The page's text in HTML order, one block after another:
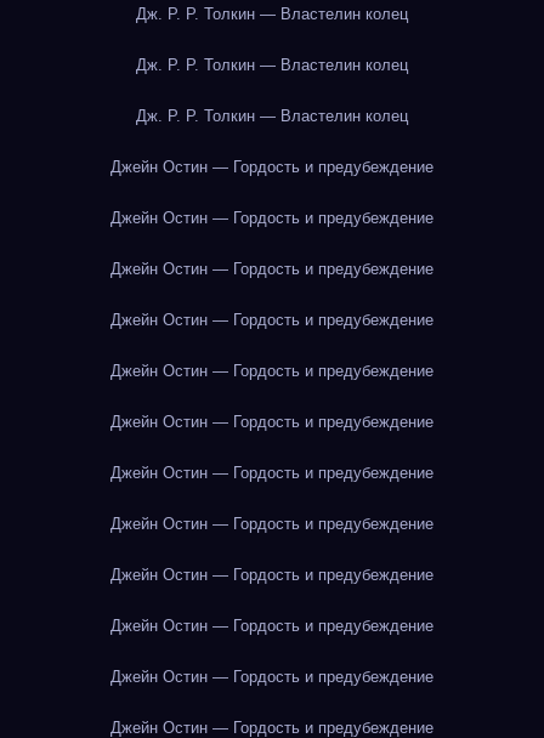
Дж. Р. Р. Толкин — Властелин колец
Дж. Р. Р. Толкин — Властелин колец
Дж. Р. Р. Толкин — Властелин колец
Джейн Остин — Гордость и предубеждение
Джейн Остин — Гордость и предубеждение
Джейн Остин — Гордость и предубеждение
Джейн Остин — Гордость и предубеждение
Джейн Остин — Гордость и предубеждение
Джейн Остин — Гордость и предубеждение
Джейн Остин — Гордость и предубеждение
Джейн Остин — Гордость и предубеждение
Джейн Остин — Гордость и предубеждение
Джейн Остин — Гордость и предубеждение
Джейн Остин — Гордость и предубеждение
Джейн Остин — Гордость и предубеждение